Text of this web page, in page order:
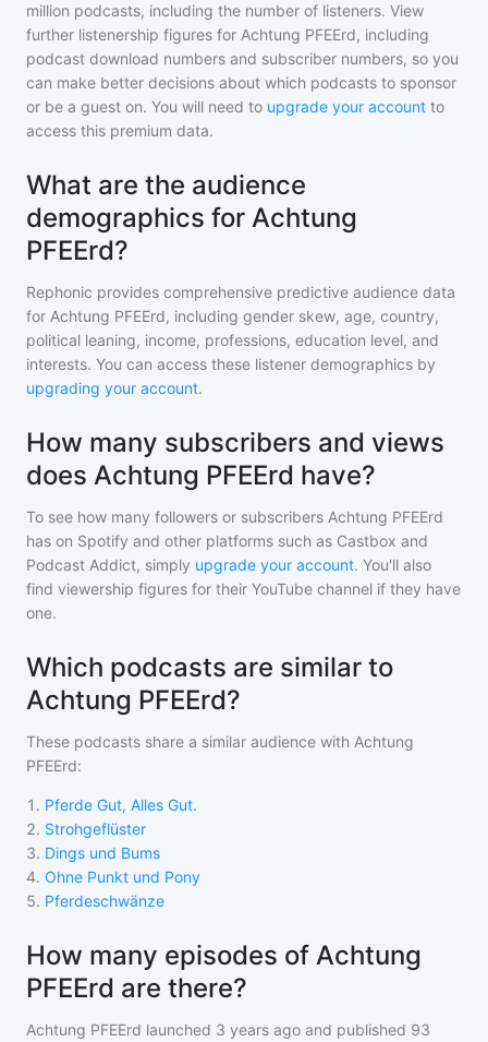
million podcasts, including the number of listeners. View
further listenership figures for Achtung PFEErd, including
podcast download numbers and subscriber numbers, so you
can make better decisions about which podcasts to sponsor
or be a guest on. You will need to upgrade your account to
access this premium data.
What are the audience
demographics for Achtung
PFEErd?
Rephonic provides comprehensive predictive audience data
for Achtung PFEErd, including gender skew, age, country,
political leaning, income, professions, education level, and
interests. You can access these listener demographics by
upgrading your account.
How many subscribers and views
does Achtung PFEErd have?
To see how many followers or subscribers Achtung PFEErd
has on Spotify and other platforms such as Castbox and
Podcast Addict, simply upgrade your account. You'll also
find viewership figures for their YouTube channel if they have
one.
Which podcasts are similar to
Achtung PFEErd?
These podcasts share a similar audience with Achtung
PFEErd:
1 . Pferde Gut, Alles Gut.
2. Strohgeflüster
3. Dings und Bums
4. Ohne Punkt und Pony
5. Pferdeschwänze
How many episodes of Achtung
PFEErd are there?
Achtung PFEErd launched 3 years ago and published 93